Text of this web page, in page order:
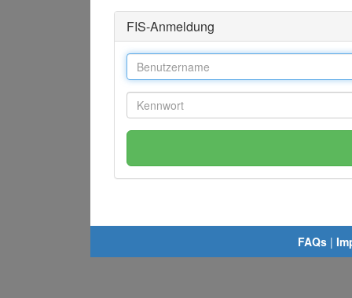
FIS-Anmeldung
FAQs |